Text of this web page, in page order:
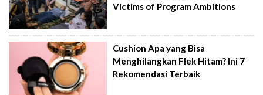
Victims of Program Ambitions
Cushion Apa yang Bisa
Menghilangkan Flek Hitam? Ini 7
Rekomendasi Terbaik